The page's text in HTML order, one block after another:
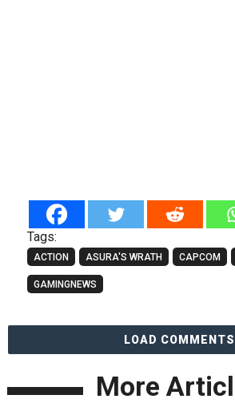
Tags:
ACTION ASURA'S WRATH CAPCOM
GAMINGNEWS
LOAD COMMENTS
More